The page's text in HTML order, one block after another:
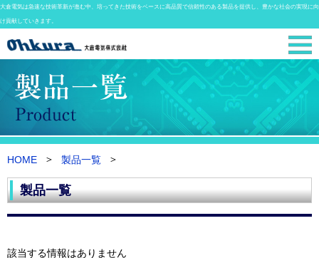
大倉電気は急速な技術革新が進む中、培ってきた技術をベースに高品質で信頼性のある製品を提供し、豊かな社会の実現に向
け貢献していきます。
HOME 製品一覧
製品一覧
該当する情報はありません